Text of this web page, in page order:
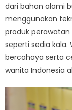
dari bahan alami
menggunakan
produk
seperti sedia
bercahaya serta
wanita Indonesia